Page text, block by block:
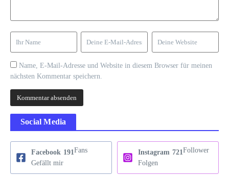
Name, E-Mail-Adresse und Website in diesem Browser für meinen
nächsten Kommentar speichern.
Social Media
Facebook 191Fans
Gefällt mir
Instagram 721Follower
Folgen